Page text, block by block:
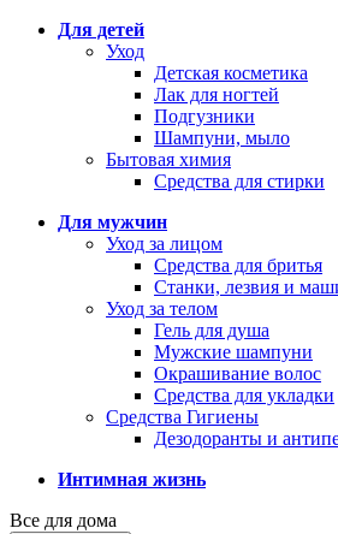
Для детей
Уход
Детская косметика
Лак для ногтей
Подгузники
Шампуни, мыло
Бытовая химия
Средства для стирки
Для мужчин
Уход за лицом
Средства для бритья
Станки, лезвия и
Уход за телом
Гель для душа
Мужские шампуни
Окрашивание волос
Средства для укладки
Средства Гигиены
Дезодоранты и
Интимная жизнь
Все для дома